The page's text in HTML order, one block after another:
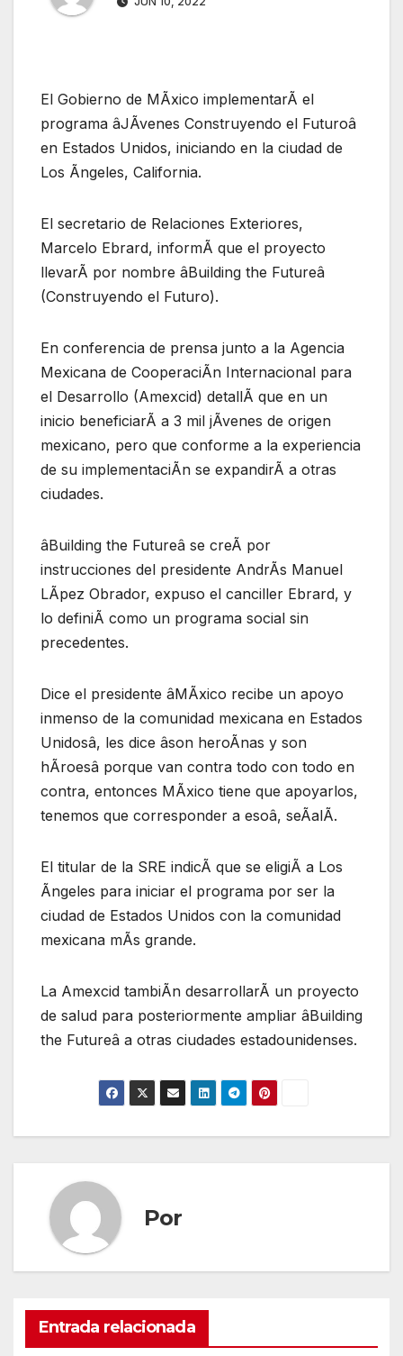
El Gobierno de MÃxico implementarÃ el
programa âJÃvenes Construyendo el Futuroâ
en Estados Unidos, iniciando en la ciudad de
Los Ãngeles, California.
El secretario de Relaciones Exteriores,
Marcelo Ebrard, informÃ que el proyecto
llevarÃ por nombre âBuilding the Futureâ
(Construyendo el Futuro).
En conferencia de prensa junto a la Agencia
Mexicana de CooperaciÃn Internacional para
el Desarrollo (Amexcid) detallÃ que en un
inicio beneficiarÃ a 3 mil jÃvenes de origen
mexicano, pero que conforme a la experiencia
de su implementaciÃn se expandirÃ a otras
ciudades.
âBuilding the Futureâ se creÃ por
instrucciones del presidente AndrÃs Manuel
LÃpez Obrador, expuso el canciller Ebrard, y
lo definiÃ como un programa social sin
precedentes.
Dice el presidente âMÃxico recibe un apoyo
inmenso de la comunidad mexicana en Estados
Unidosâ, les dice âson heroÃnas y son
hÃroesâ porque van contra todo con todo en
contra, entonces MÃxico tiene que apoyarlos,
tenemos que corresponder a esoâ, seÃalÃ.
El titular de la SRE indicÃ que se eligiÃ a Los
Ãngeles para iniciar el programa por ser la
ciudad de Estados Unidos con la comunidad
mexicana mÃs grande.
La Amexcid tambiÃn desarrollarÃ un proyecto
de salud para posteriormente ampliar âBuilding
the Futureâ a otras ciudades estadounidenses.
Por
Entrada relacionada